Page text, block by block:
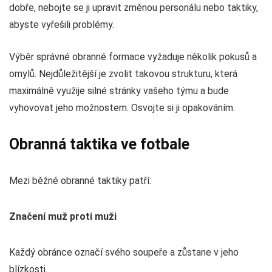
dobře, nebojte se ji upravit změnou personálu nebo taktiky,
abyste vyřešili problémy.
Výběr správné obranné formace vyžaduje několik pokusů a
omylů. Nejdůležitější je zvolit takovou strukturu, která
maximálně využije silné stránky vašeho týmu a bude
vyhovovat jeho možnostem. Osvojte si ji opakováním.
Obranná taktika ve fotbale
Mezi běžné obranné taktiky patří:
Značení muž proti muži
Každý obránce označí svého soupeře a zůstane v jeho
blízkosti.